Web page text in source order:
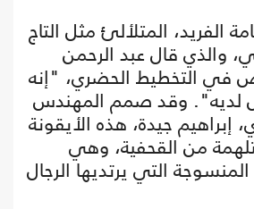
الفريد، المتلألئ مثل التاج
والذي قال عبد الرحمن
في التخطيط الحضري، "إنه
لديه". وقد صمم المهندس
إبراهيم جيدة، هذه الأيقونة
من القحفية، وهي
المنسوجة التي يرتديها الرجال